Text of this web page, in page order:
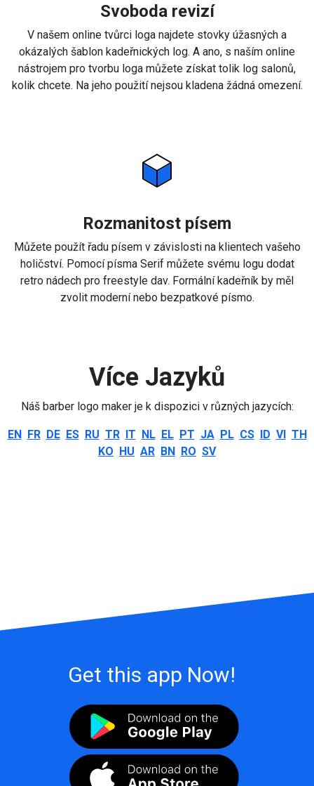
Svoboda revizí
V našem online tvůrci loga najdete stovky úžasných a
okázalých šablon kadeřnických log. A ano, s naším online
nástrojem pro tvorbu loga můžete získat tolik log salonů,
kolik chcete. Na jeho použití nejsou kladena žádná omezení.
Rozmanitost písem
Můžete použít řadu písem v závislosti na klientech vašeho
holičství. Pomocí písma Serif můžete svému logu dodat
retro nádech pro freestyle dav. Formální kadeřník by měl
zvolit moderní nebo bezpatkové písmo.
Více Jazyků
Náš barber logo maker je k dispozici v různých jazycích:
EN FR DE ES RU TR IT NL EL PT JA PL CS ID VI TH
KO HU AR BN RO SV
Get this app Now!